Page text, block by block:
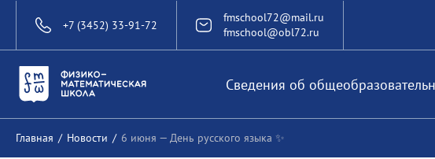
+7 (3452) 33-91-72
fmschool72@mail.ru
fmschool@obl72.ru
Сведения об
Главная / Новости / 6 июня — День русского языка ✨